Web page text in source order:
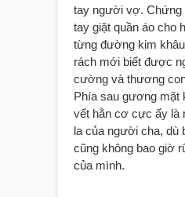
tay người vợ. Chứng
tay giặt quần áo cho
từng đường kim
rách mới biết được
cường và thương
Phía sau gương mặt
vết hằn cơ cực ấy là
la của người cha, dù
cũng không bao giờ
của mình.